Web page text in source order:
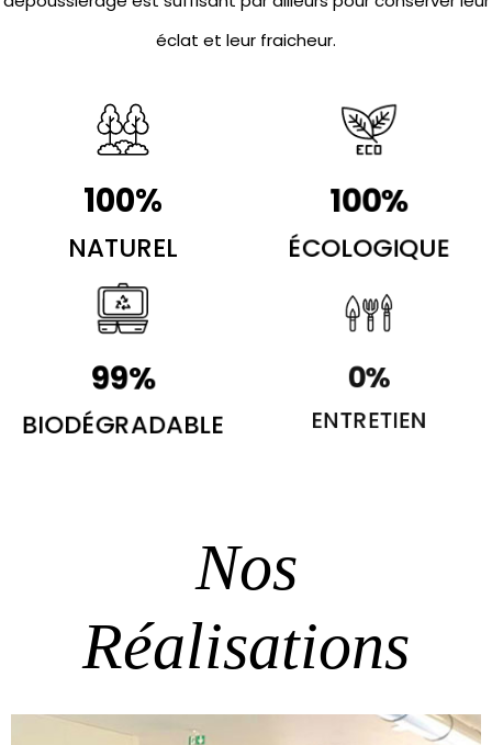
éclat et leur fraicheur.
NATUREL
100%
ÉCOLOGIQUE
100%
BIODÉGRADABLE
100%
ENTRETIEN
0%
Nos
Réalisations